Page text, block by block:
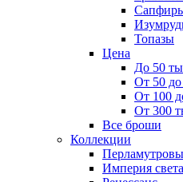
Топазы
Цена
До 50
От 50
От 100
От 300
Все броши
Коллекции
Империя света